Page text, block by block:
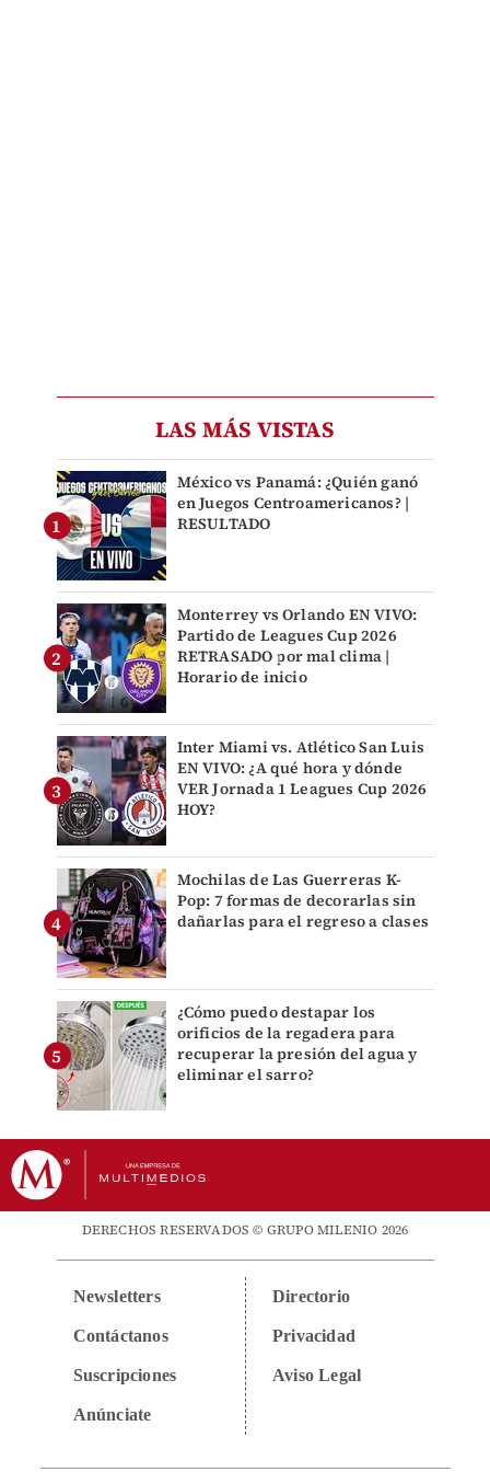
LAS MÁS VISTAS
México vs Panamá: ¿Quién ganó
en Juegos Centroamericanos? |
RESULTADO
Monterrey vs Orlando EN VIVO:
Partido de Leagues Cup 2026
RETRASADO por mal clima |
Horario de inicio
Inter Miami vs. Atlético San Luis
EN VIVO: ¿A qué hora y dónde
VER Jornada 1 Leagues Cup 2026
HOY?
Mochilas de Las Guerreras K-
Pop: 7 formas de decorarlas sin
dañarlas para el regreso a clases
¿Cómo puedo destapar los
orificios de la regadera para
recuperar la presión del agua y
eliminar el sarro?
DERECHOS RESERVADOS © GRUPO MILENIO 2026
Newsletters
Contáctanos
Suscripciones
Anúnciate
Directorio
Privacidad
Aviso Legal